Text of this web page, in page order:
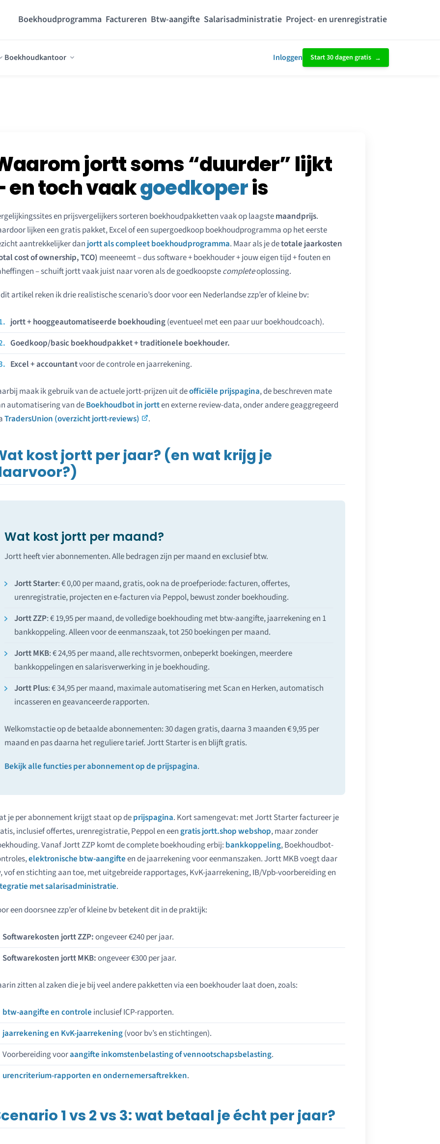
Boekhoudprogramma Factureren Btw-aangifte Salarisadministratie Project- en urenregistratie
Boekhoudkantoor Inloggen Start 30 dagen gratis
jortt soms “duurder” lijkt
en toch vaakgoedkoperis
en prijsvergelijkers sorteren boekhoudpakketten vaak op laagstemaandprijs.
lijken een gratis pakket, Excel of een supergoedkoop boekhoudprogramma op het eerste
aantrekkelijker danjortt als compleet boekhoudprogramma. Maar als je detotale jaar­kosten
cost of ownership, TCO) meeneemt – dus software + boekhouder + jouw eigen tijd + fouten en
– schuift jortt vaak juist naar voren als de goedkoopstecompleteoplossing.
artikel reken ik drie realistische scenario’s door voor een Nederlandse zzp’er of kleine bv:
jortt + hooggeautomatiseerde boekhouding(eventueel met een paar uur boekhoudcoach).
Goedkoop/basic boekhoudpakket + traditionele boekhouder.
Excel + accountantvoor de controle en jaarrekening.
maak ik gebruik van de actuele jortt-prijzen uit deofficiële prijspagina, de beschreven mate
automatisering van deBoekhoudbot in jortten externe review-data, onder andere geaggregeerd
TradersUnion (overzicht jortt-reviews) .
kost jortt per jaar? (en wat krijg je
Wat kost jortt per maand?
Jortt heeft vier abonnementen. Alle bedragen zijn per maand en exclusief btw.
Jortt Starter: € 0,00 per maand, gratis, ook na de proefperiode: facturen, offertes,
urenregistratie, projecten en e-facturen via Peppol, bewust zonder boekhouding.
Jortt ZZP: € 19,95 per maand, de volledige boekhouding met btw-aangifte, jaarrekening en 1
bankkoppeling. Alleen voor de eenmanszaak, tot 250 boekingen per maand.
Jortt MKB: € 24,95 per maand, alle rechtsvormen, onbeperkt boekingen, meerdere
bankkoppelingen en salarisverwerking in je boekhouding.
Jortt Plus: € 34,95 per maand, maximale automatisering met Scan en Herken, automatisch
incasseren en geavanceerde rapporten.
Welkomstactie op de betaalde abonnementen: 30 dagen gratis, daarna 3 maanden € 9,95 per
maand en pas daarna het reguliere tarief. Jortt Starter is en blijft gratis.
Bekijk alle functies per abonnement op de prijspagina.
je per abonnement krijgt staat op deprijspagina. Kort samengevat: met Jortt Starter factureer je
inclusief offertes, urenregistratie, Peppol en eengratis jortt.shop webshop, maar zonder
Vanaf Jortt ZZP komt de complete boekhouding erbij: bankkoppeling, Boekhoudbot-
elektronische btw-aangifteen de jaarrekening voor eenmanszaken. Jortt MKB voegt daar
vof en stichting aan toe, met uitgebreide rapportages, KvK-jaarrekening, IB/Vpb-voorbereiding en
met salarisadministratie.
een doorsnee zzp’er of kleine bv betekent dit in de praktijk:
Softwarekosten jortt ZZP:ongeveer €240 per jaar.
Softwarekosten jortt MKB:ongeveer €300 per jaar.
zitten al zaken die je bij veel andere pakketten via een boekhouder laat doen, zoals:
btw-aangifte en controle inclusief ICP-rapporten.
jaarrekening en KvK-jaarrekening(voor bv’s en stichtingen).
Voorbereiding vooraangifte inkomstenbelasting of vennootschapsbelasting.
urencriterium-rapporten en ondernemersaftrekken.
1 vs 2 vs 3: wat betaal je écht per jaar?